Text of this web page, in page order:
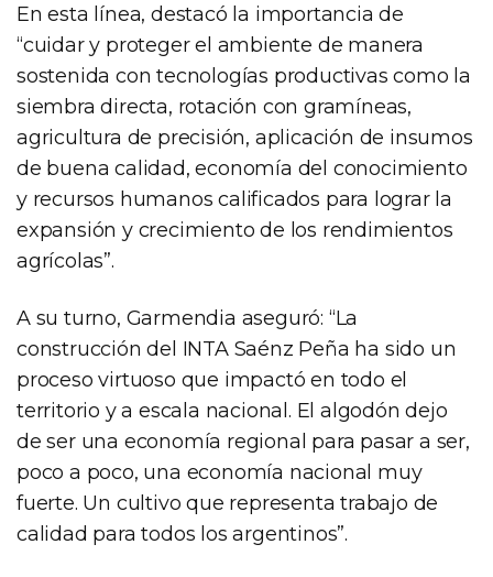
En esta línea, destacó la importancia de
“cuidar y proteger el ambiente de manera
sostenida con tecnologías productivas como la
siembra directa, rotación con gramíneas,
agricultura de precisión, aplicación de insumos
de buena calidad, economía del conocimiento
y recursos humanos calificados para lograr la
expansión y crecimiento de los rendimientos
agrícolas”.
A su turno, Garmendia aseguró: “La
construcción del INTA Saénz Peña ha sido un
proceso virtuoso que impactó en todo el
territorio y a escala nacional. El algodón dejo
de ser una economía regional para pasar a ser,
poco a poco, una economía nacional muy
fuerte. Un cultivo que representa trabajo de
calidad para todos los argentinos”.